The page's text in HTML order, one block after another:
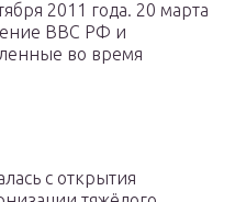
2011 года. 20 марта
ВВС РФ и
во время
с открытия